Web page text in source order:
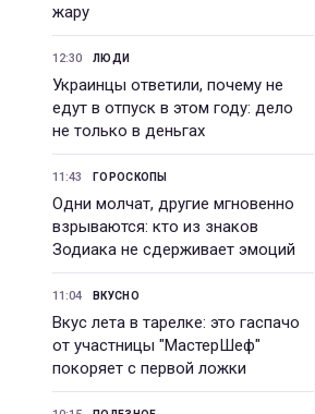
жару
12:30 ЛЮДИ
Украинцы ответили, почему не
едут в отпуск в этом году: дело
не только в деньгах
11:43 ГОРОСКОПЫ
Одни молчат, другие мгновенно
взрываются: кто из знаков
Зодиака не сдерживает эмоций
11:04 ВКУСНО
Вкус лета в тарелке: это гаспачо
от участницы "МастерШеф"
покоряет с первой ложки